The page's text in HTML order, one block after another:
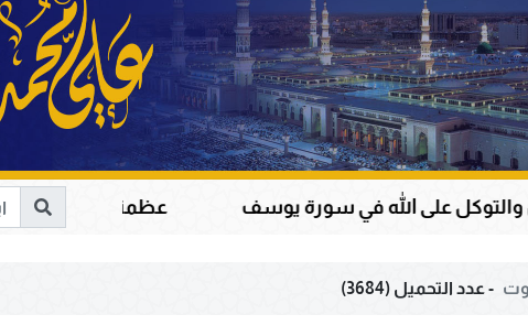
الله في سورة يوسف عظمة القرآن الكريم في هداية
- عدد التحميل (3684)